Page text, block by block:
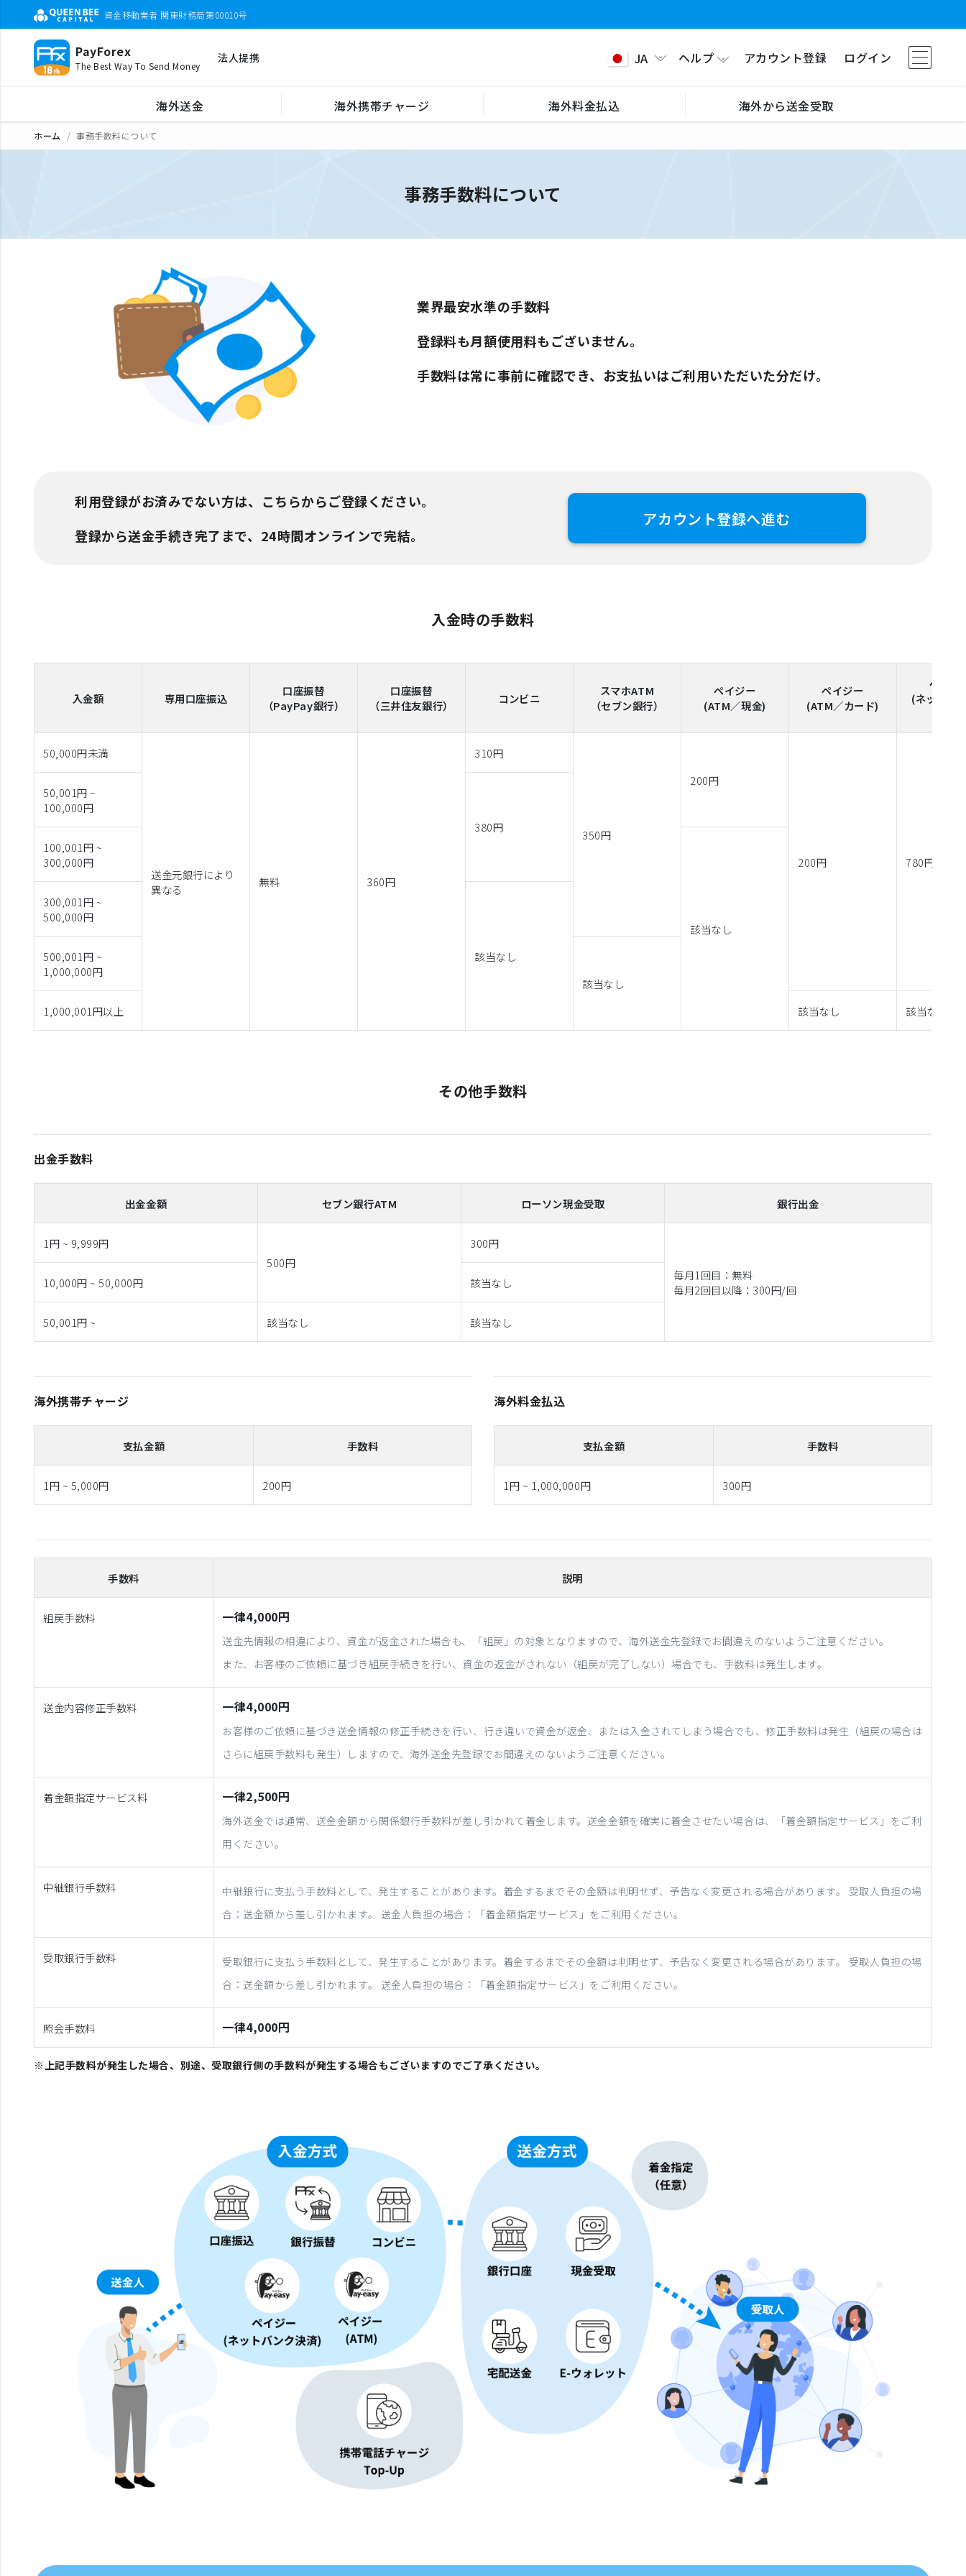
資金移動業者 関東財務局第00010号
PayForex
The Best Way To Send Money
法人提携 JA ヘルプ アカウント登録 ログイン
海外送金 海外携帯チャージ 海外料金払込 海外から送金受取
ホーム 事務手数料について
事務手数料について
業界最安水準の手数料
登録料も月額使用料もございません。
手数料は常に事前に確認でき、お支払いはご利用いただいた分だけ。
利用登録がお済みでない方は、こちらからご登録ください。
登録から送金手続き完了まで、24時間オンラインで完結。
アカウント登録へ進む
入金時の手数料
入金額 専用口座振込
口座振替
（PayPay銀行）
口座振替
（三井住友銀行）
コンビニ
スマホATM
（セブン銀行）
ペイジー
(ATM／現金)
ペイジー
(ATM／カード)
ペイジ
(ネットバ
50,000円未満
送金元銀行により
異なる
無料 360円
310円
350円
200円
200円 780円
50,001円 ~
100,000円
380円
100,001円 ~
300,000円
該当なし
300,001円 ~
500,000円
該当なし
500,001円 ~
1,000,000円
該当なし
1,000,001円以上
該当なし 該当なし
その他手数料
出金手数料
出金金額 セブン銀行ATM ローソン現金受取 銀行出金
1円 ~ 9,999円
500円
300円
毎月1回目：無料
毎月2回目以降：300円/回
10,000円 ~ 50,000円 該当なし
50,001円 ~ 該当なし 該当なし
海外携帯チャージ
支払金額 手数料
1円 ~ 5,000円 200円
海外料金払込
支払金額 手数料
1円 ~ 1,000,000円 300円
手数料 説明
組戻手数料 一律4,000円
送金先情報の相違により、資金が返金された場合も、「組戻」の対象となりますので、海外送金先登録でお間違えのないようご注意ください。
また、お客様のご依頼に基づき組戻手続きを行い、資金の返金がされない（組戻が完了しない）場合でも、手数料は発生します。
送金内容修正手数料 一律4,000円
お客様のご依頼に基づき送金情報の修正手続きを行い、行き違いで資金が返金、または入金されてしまう場合でも、修正手数料は発生（組戻の場合は
さらに組戻手数料も発生）しますので、海外送金先登録でお間違えのないようご注意ください。
着金額指定サービス料 一律2,500円
海外送金では通常、送金金額から関係銀行手数料が差し引かれて着金します。送金金額を確実に着金させたい場合は、「着金額指定サービス」をご利
用ください。
中継銀行手数料
中継銀行に支払う手数料として、発生することがあります。着金するまでその金額は判明せず、予告なく変更される場合があります。 受取人負担の場
合：送金額から差し引かれます。 送金人負担の場合：「着金額指定サービス」をご利用ください。
受取銀行手数料
受取銀行に支払う手数料として、発生することがあります。着金するまでその金額は判明せず、予告なく変更される場合があります。 受取人負担の場
合：送金額から差し引かれます。 送金人負担の場合：「着金額指定サービス」をご利用ください。
照会手数料 一律4,000円
※上記手数料が発生した場合、別途、受取銀行側の手数料が発生する場合もございますのでご了承ください。